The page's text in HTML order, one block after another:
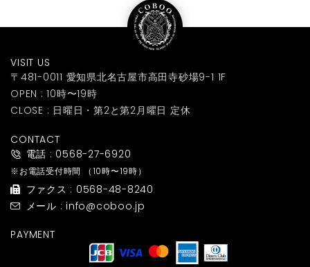
VISIT US
〒481-0011 愛知県北名古屋市高田寺砂場9-1 1F
OPEN : 10時〜19時
CLOSE : 日曜日・第2と第2月曜日 定休
CONTACT
電話 : 0568-27-6920
※お電話受付時間 （10時〜19時）
ファクス : 0568-48-8240
メール : info@coboo.jp
PAYMENT